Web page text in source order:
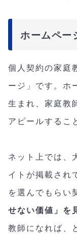
ホームペー
個人契約の家庭
ージ」です。ホ
生まれ、家庭教
アピールするこ
ネット上では、
イトが掲載され
を選んでもらい
せない価値」を
教師になれば、